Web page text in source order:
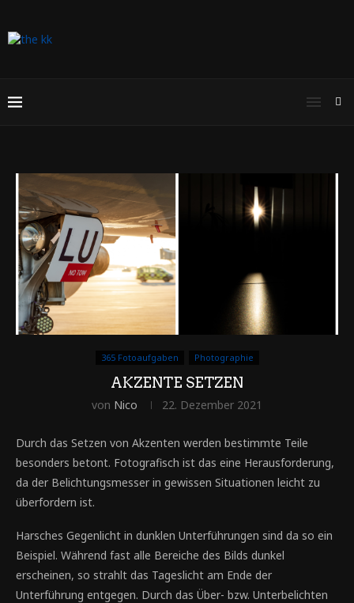
365 Fotoaufgaben Photographie
AKZENTE SETZEN
von Nico 22. Dezember 2021
Durch das Setzen von Akzenten werden bestimmte Teile
besonders betont. Fotografisch ist das eine Herausforderung,
da der Belichtungsmesser in gewissen Situationen leicht zu
überfordern ist.
Harsches Gegenlicht in dunklen Unterführungen sind da so ein
Beispiel. Während fast alle Bereiche des Bilds dunkel
erscheinen, so strahlt das Tageslicht am Ende der
Unterführung entgegen. Durch das Über- bzw. Unterbelichten